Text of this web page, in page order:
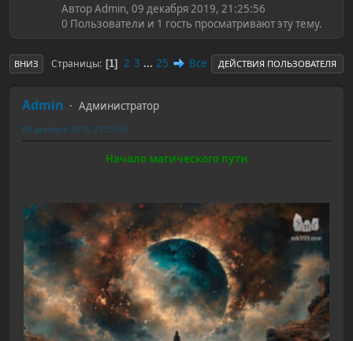
Автор Admin, 09 декабря 2019, 21:25:56
0 Пользователи и 1 гость просматривают эту тему.
ВНИЗ Страницы 1 2 3 ... 25 Все ДЕЙСТВИЯ ПОЛЬЗОВАТЕЛЯ
Admin Администратор
09 декабря 2019, 21:25:56
Начало магического пути